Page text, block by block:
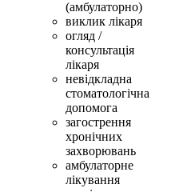
(амбулаторно)
виклик лікаря
огляд /
консультація
лікаря
невідкладна
стоматологічна
допомога
загострення
хронічних
захворювань
амбулаторне
лікування